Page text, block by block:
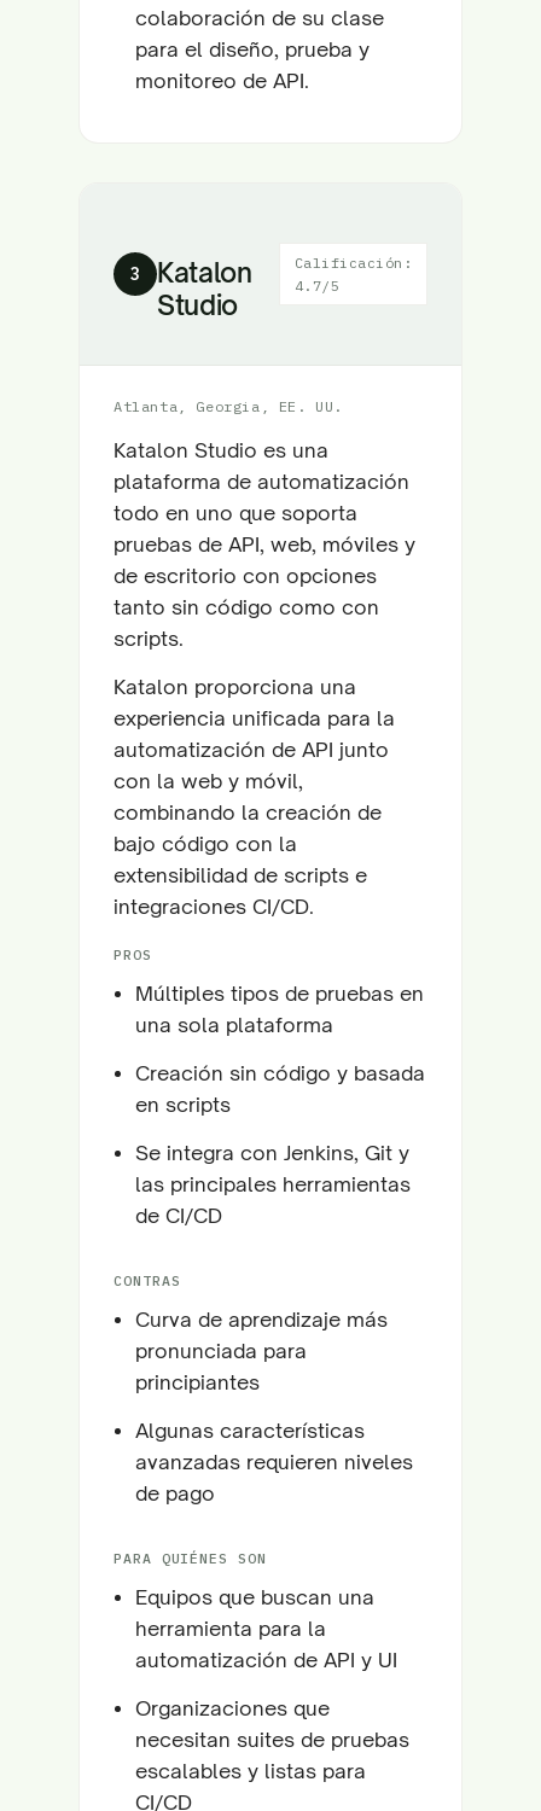
colaboración de su clase
para el diseño, prueba y
monitoreo de API.
3
Katalon
Studio
Calificación:
4.7/5
Atlanta, Georgia, EE. UU.
Katalon Studio es una
plataforma de automatización
todo en uno que soporta
pruebas de API, web, móviles y
de escritorio con opciones
tanto sin código como con
scripts.
Katalon proporciona una
experiencia unificada para la
automatización de API junto
con la web y móvil,
combinando la creación de
bajo código con la
extensibilidad de scripts e
integraciones CI/CD.
PROS
Múltiples tipos de pruebas en
una sola plataforma
Creación sin código y basada
en scripts
Se integra con Jenkins, Git y
las principales herramientas
de CI/CD
CONTRAS
Curva de aprendizaje más
pronunciada para
principiantes
Algunas características
avanzadas requieren niveles
de pago
PARA QUIÉNES SON
Equipos que buscan una
herramienta para la
automatización de API y UI
Organizaciones que
necesitan suites de pruebas
escalables y listas para
CI/CD